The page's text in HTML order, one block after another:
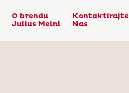
O brendu
Julius Meinl
Kontaktirajte
Nas